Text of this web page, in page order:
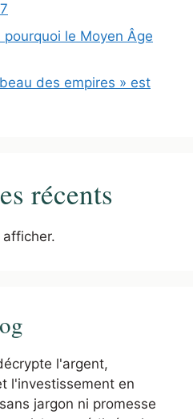
le Moyen Âge
des empires » est
récents
l'argent,
l'investissement en
jargon ni promesse